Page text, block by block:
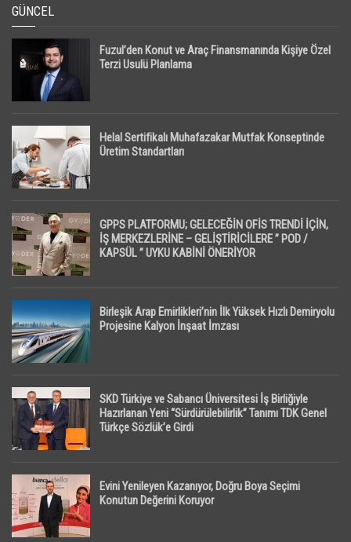
GÜNCEL
Fuzul’den Konut ve Araç Finansmanında Kişiye Özel
Terzi Usulü Planlama
Helal Sertifikalı Muhafazakar Mutfak Konseptinde
Üretim Standartları
GPPS PLATFORMU; GELECEĞİN OFİS TRENDİ İÇİN,
İŞ MERKEZLERİNE – GELİŞTİRİCİLERE ” POD /
KAPSÜL ” UYKU KABİNİ ÖNERİYOR
Birleşik Arap Emirlikleri’nin İlk Yüksek Hızlı Demiryolu
Projesine Kalyon İnşaat İmzası
SKD Türkiye ve Sabancı Üniversitesi İş Birliğiyle
Hazırlanan Yeni “Sürdürülebilirlik” Tanımı TDK Genel
Türkçe Sözlük’e Girdi
Evini Yenileyen Kazanıyor, Doğru Boya Seçimi
Konutun Değerini Koruyor